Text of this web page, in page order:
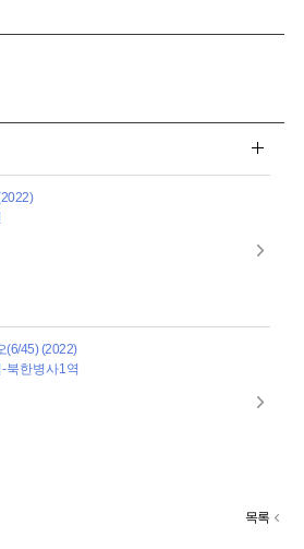
(6/45) (2022)
-북한병사1역
목록